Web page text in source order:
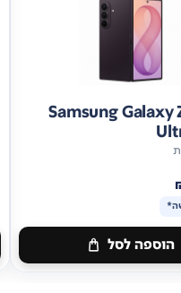
Samsung Galaxy
הוספה לסל